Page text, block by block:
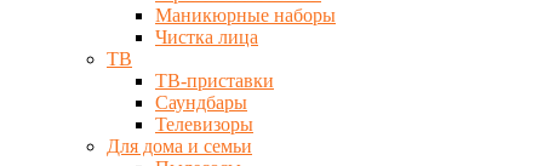
Маникюрные наборы
Чистка лица
ТВ
ТВ-приставки
Саундбары
Телевизоры
Для дома и семьи